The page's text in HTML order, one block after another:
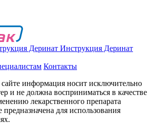
Деринат Инструкция Деринат
Контакты
информация носит исключительно
и не должна восприниматься в качестве
лекарственного препарата
предназначена для использования